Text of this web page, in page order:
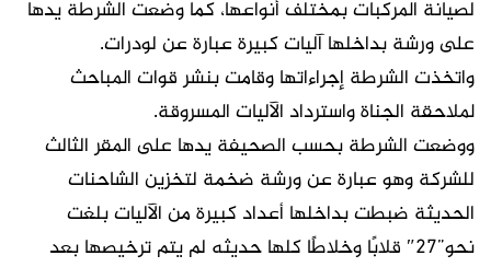
لصيانة المركبات بمختلف أنواعها، كما وضعت الشرطة يدها
على ورشة بداخلها آليات كبيرة عبارة عن لودرات.
واتخذت الشرطة إجراءاتها وقامت بنشر قوات المباحث
لملاحقة الجناة واسترداد الآليات المسروقة.
ووضعت الشرطة بحسب الصحيفة يدها على المقر الثالث
للشركة وهو عبارة عن ورشة ضخمة لتخزين الشاحنات
الحديثة ضبطت بداخلها أعداد كبيرة من الآليات بلغت
نحو”27″ قلابًا وخلاطًا كلها حديثه لم يتم ترخيصها بعد